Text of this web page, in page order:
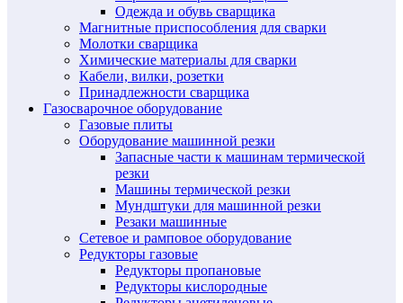
Одежда и обувь сварщика
Магнитные приспособления для сварки
Молотки сварщика
Химические материалы для сварки
Кабели, вилки, розетки
Принадлежности сварщика
Газосварочное оборудование
Газовые плиты
Оборудование машинной резки
Запасные части к машинам термической
резки
Машины термической резки
Мундштуки для машинной резки
Резаки машинные
Сетевое и рамповое оборудование
Редукторы газовые
Редукторы пропановые
Редукторы кислородные